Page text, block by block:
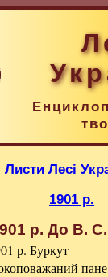
Листи Лесі
1901 р.
р. До В.
р. Буркут